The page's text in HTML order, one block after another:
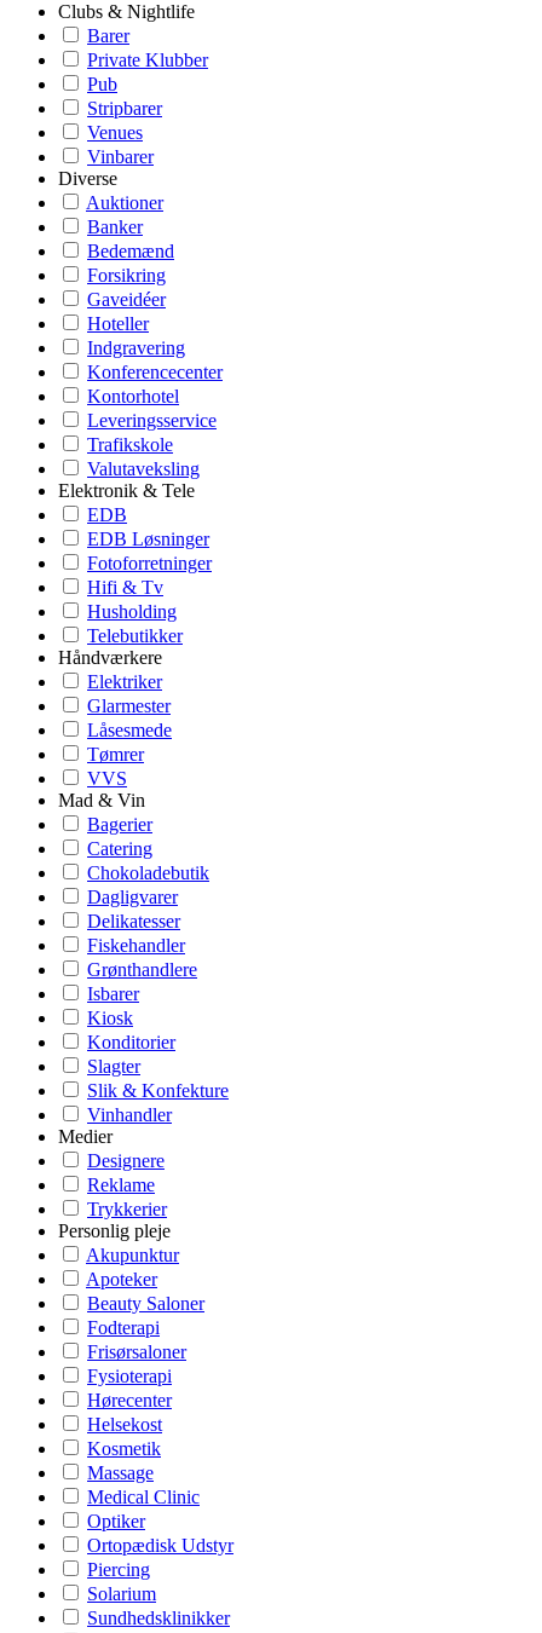
Clubs & Nightlife
Barer
Private Klubber
Pub
Stripbarer
Venues
Vinbarer
Diverse
Auktioner
Banker
Bedemænd
Forsikring
Gaveidéer
Hoteller
Indgravering
Konferencecenter
Kontorhotel
Leveringsservice
Trafikskole
Valutaveksling
Elektronik & Tele
EDB
EDB Løsninger
Fotoforretninger
Hifi & Tv
Husholding
Telebutikker
Håndværkere
Elektriker
Glarmester
Låsesmede
Tømrer
VVS
Mad & Vin
Bagerier
Catering
Chokoladebutik
Dagligvarer
Delikatesser
Fiskehandler
Grønthandlere
Isbarer
Kiosk
Konditorier
Slagter
Slik & Konfekture
Vinhandler
Medier
Designere
Reklame
Trykkerier
Personlig pleje
Akupunktur
Apoteker
Beauty Saloner
Fodterapi
Frisørsaloner
Fysioterapi
Hørecenter
Helsekost
Kosmetik
Massage
Medical Clinic
Optiker
Ortopædisk Udstyr
Piercing
Solarium
Sundhedsklinikker